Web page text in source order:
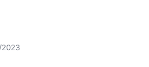
2023